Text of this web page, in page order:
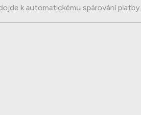
k automatickému spárování platby.